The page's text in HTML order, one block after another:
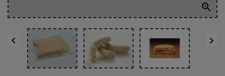
ENVIAR
WHATSAPP

 